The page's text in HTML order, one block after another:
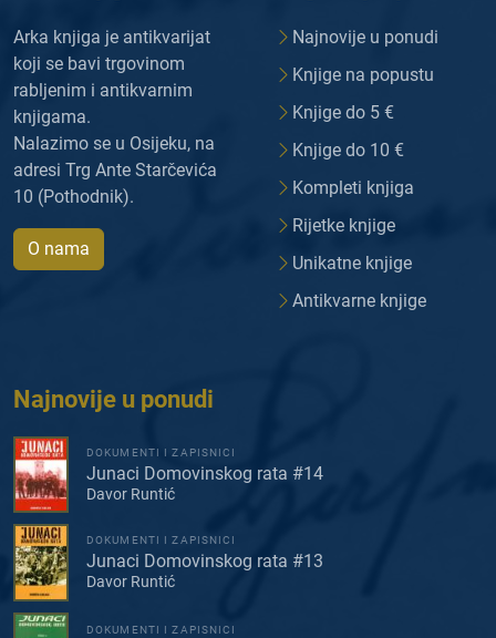
Arka knjiga je antikvarijat
koji se bavi trgovinom
rabljenim i antikvarnim
knjigama.
Nalazimo se u Osijeku, na
adresi Trg Ante Starčevića
10 (Pothodnik).
O nama
Najnovije u ponudi
Knjige na popustu
Knjige do 5 €
Knjige do 10 €
Kompleti knjiga
Rijetke knjige
Unikatne knjige
Antikvarne knjige
Najnovije u ponudi
DOKUMENTI I ZAPISNICI
Junaci Domovinskog rata #14
Davor Runtić
DOKUMENTI I ZAPISNICI
Junaci Domovinskog rata #13
Davor Runtić
DOKUMENTI I ZAPISNICI